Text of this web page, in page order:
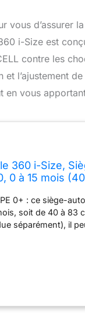
vous d’assurer
i-Size est
contre les
l’ajustement
vous
360 i-Size,
0 à 15 mois
0+ : ce siège-
soit de 40 à 83
séparément), il
R129). Il peut être
Il s’utilise en
À UNE MAIN
360 (vendue
Pebble 360
: afin de